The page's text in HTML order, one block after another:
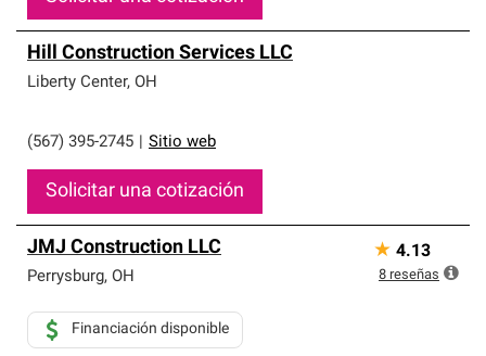
Hill Construction Services LLC
Liberty Center, OH
(567) 395-2745 Sitio web
Solicitar una cotización
JMJ Construction LLC
Perrysburg, OH
Financiación disponible
★ 4.13
8 reseñas